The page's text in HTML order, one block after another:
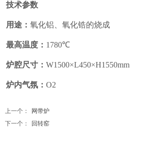
技术参数
用途： 氧化铝、氧化锆的烧成
最高温度： 1780℃
炉腔尺寸： W1500×L450×H1550mm
炉内气氛： O2
上一个：
网带炉
下一个：
回转窑